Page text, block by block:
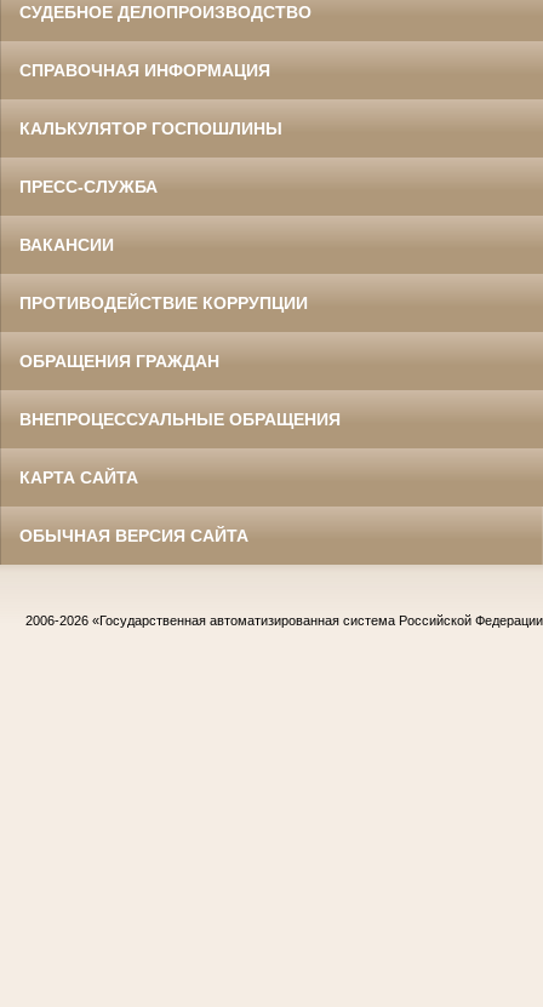
СУДЕБНОЕ ДЕЛОПРОИЗВОДСТВО
СПРАВОЧНАЯ ИНФОРМАЦИЯ
КАЛЬКУЛЯТОР ГОСПОШЛИНЫ
ПРЕСС-СЛУЖБА
ВАКАНСИИ
ПРОТИВОДЕЙСТВИЕ КОРРУПЦИИ
ОБРАЩЕНИЯ ГРАЖДАН
ВНЕПРОЦЕССУАЛЬНЫЕ ОБРАЩЕНИЯ
КАРТА САЙТА
ОБЫЧНАЯ ВЕРСИЯ САЙТА
2006-2026 «Государственная автоматизированная система Российской